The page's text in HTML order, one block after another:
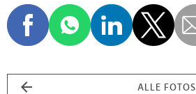
ALLE FOTOS